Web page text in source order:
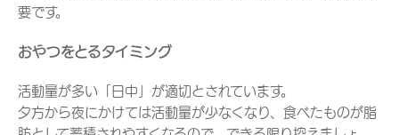
要です。
おやつをとるタイミング
活動量が多い「日中」が適切とされています。
夕方から夜にかけては活動量が少なくなり、食べたものが脂